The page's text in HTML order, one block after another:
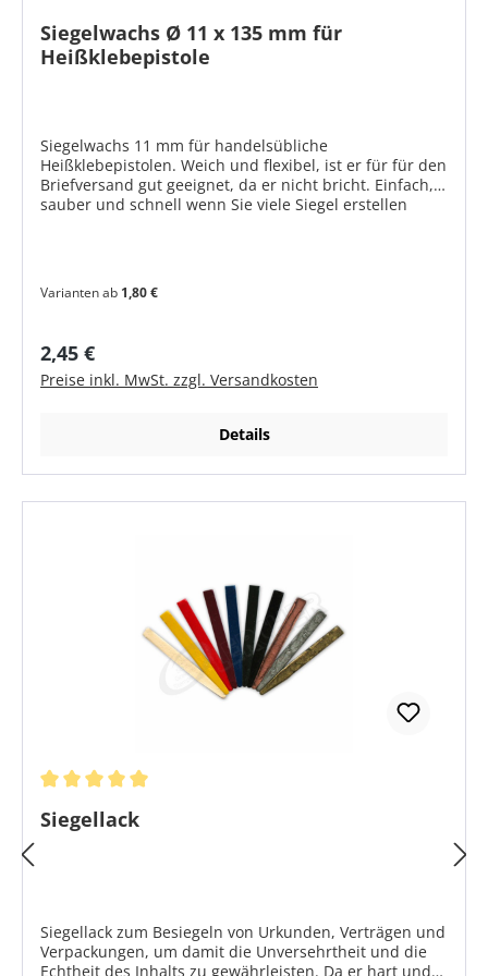
Siegelwachs Ø 11 x 135 mm für
Heißklebepistole
Siegelwachs 11 mm für handelsübliche
Heißklebepistolen. Weich und flexibel, ist er für für den
Briefversand gut geeignet, da er nicht bricht. Einfach,
sauber und schnell wenn Sie viele Siegel erstellen
beachten Sie, dass die Bildschirmfarben aus
technischen Gründen nicht den tatsächlichen Farbton
Auch eine Ausgabe am Drucker ist nicht
farbverbindlich. Produktmerkmale flexibel - für
Briefversand geeignet hochglänzend nicht fettend
Varianten ab 1,80 €
Regulärer Preis:
2,45 €
Preise inkl. MwSt. zzgl. Versandkosten
Details
Siegellack
Siegellack zum Besiegeln von Urkunden, Verträgen und
Verpackungen, um damit die Unversehrtheit und die
Echtheit des Inhalts zu gewährleisten. Da er hart und